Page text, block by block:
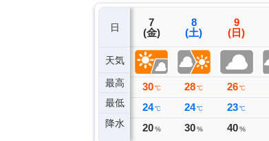
日
天気
最高
最低
降水
6
(木)
26℃
21℃
ミリ
7
(金)
30 ℃
24 ℃
20 %
8
(土)
28 ℃
24℃
30 %
9
(日)
26 ℃
23 ℃
40 %